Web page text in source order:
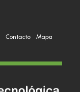
Contacto
Mapa